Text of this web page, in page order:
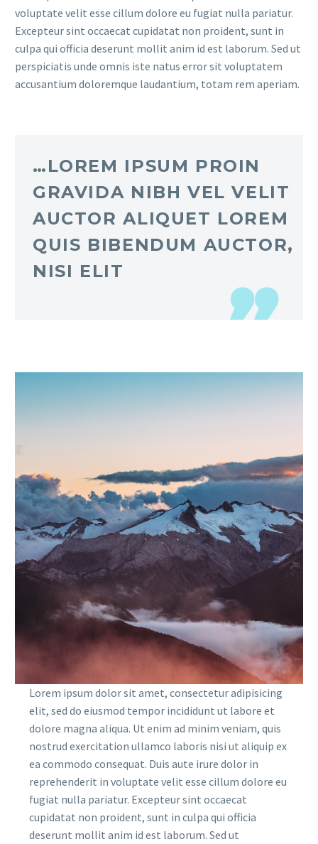
voluptate velit esse cillum dolore eu fugiat nulla pariatur.
Excepteur sint occaecat cupidatat non proident, sunt in
culpa qui officia deserunt mollit anim id est laborum. Sed ut
perspiciatis unde omnis iste natus error sit voluptatem
accusantium doloremque laudantium, totam rem aperiam.
…LOREM IPSUM PROIN
GRAVIDA NIBH VEL VELIT
AUCTOR ALIQUET LOREM
QUIS BIBENDUM AUCTOR,
NISI ELIT
Lorem ipsum dolor sit amet, consectetur adipisicing
elit, sed do eiusmod tempor incididunt ut labore et
dolore magna aliqua. Ut enim ad minim veniam, quis
nostrud exercitation ullamco laboris nisi ut aliquip ex
ea commodo consequat. Duis aute irure dolor in
reprehenderit in voluptate velit esse cillum dolore eu
fugiat nulla pariatur. Excepteur sint occaecat
cupidatat non proident, sunt in culpa qui officia
deserunt mollit anim id est laborum. Sed ut